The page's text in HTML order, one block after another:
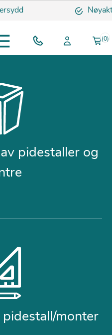
Nøyaktige
(0)
pidestaller og
pidestall/monter